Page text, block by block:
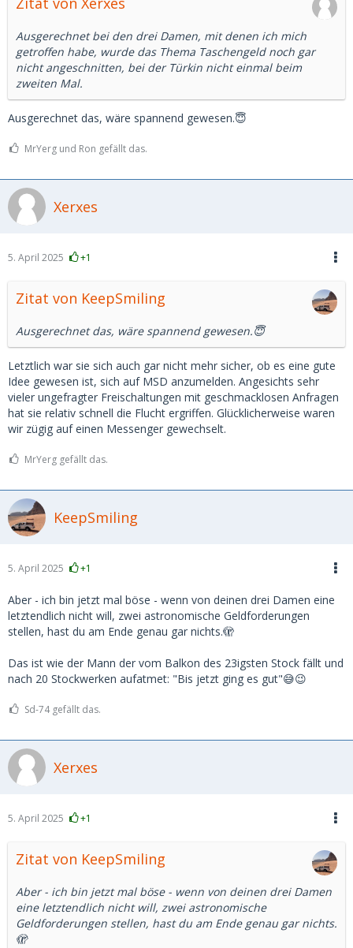
Ausgerechnet bei den drei Damen, mit denen ich mich
getroffen habe, wurde das Thema Taschengeld noch gar
nicht angeschnitten, bei der Türkin nicht einmal beim
zweiten Mal.
Ausgerechnet das, wäre spannend gewesen.😇
MrYerg und Ron gefällt das.
Xerxes
5. April 2025 +1
Zitat von KeepSmiling
Ausgerechnet das, wäre spannend gewesen.😇
Letztlich war sie sich auch gar nicht mehr sicher, ob es eine gute
Idee gewesen ist, sich auf MSD anzumelden. Angesichts sehr
vieler ungefragter Freischaltungen mit geschmacklosen Anfragen
hat sie relativ schnell die Flucht ergriffen. Glücklicherweise waren
wir zügig auf einen Messenger gewechselt.
MrYerg gefällt das.
KeepSmiling
5. April 2025 +1
Aber - ich bin jetzt mal böse - wenn von deinen drei Damen eine
letztendlich nicht will, zwei astronomische Geldforderungen
stellen, hast du am Ende genau gar nichts.🫣
Das ist wie der Mann der vom Balkon des 23igsten Stock fällt und
nach 20 Stockwerken aufatmet: "Bis jetzt ging es gut"😅😉
Sd-74 gefällt das.
Xerxes
5. April 2025 +1
Zitat von KeepSmiling
Aber - ich bin jetzt mal böse - wenn von deinen drei Damen
eine letztendlich nicht will, zwei astronomische
Geldforderungen stellen, hast du am Ende genau gar nichts.
🫣